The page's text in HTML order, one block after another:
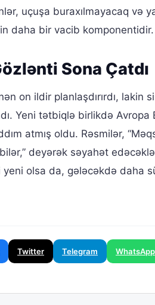
uçuşa buraxılmayacaq və
daha bir vacib komponentidir.
Sona Çatdı
on ildir planlaşdırırdı,
Yeni tətbiqlə birlikdə Avropa
atmış oldu. Rəsmilər,
deyərək səyahət
yeni olsa da, gələcəkdə daha
Twitter Telegram WhatsApp